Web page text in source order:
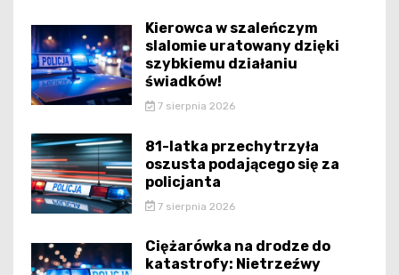
Kierowca w szaleńczym
slalomie uratowany dzięki
szybkiemu działaniu
świadków!
7 sierpnia 2026
81-latka przechytrzyła
oszusta podającego się za
policjanta
7 sierpnia 2026
Ciężarówka na drodze do
katastrofy: Nietrzeźwy